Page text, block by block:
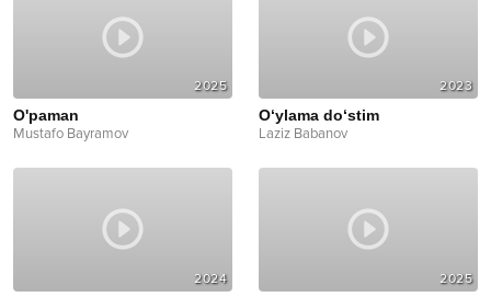
2025
O'paman
Mustafo Bayramov
2023
O‘ylama do‘stim
Laziz Babanov
2024 2025